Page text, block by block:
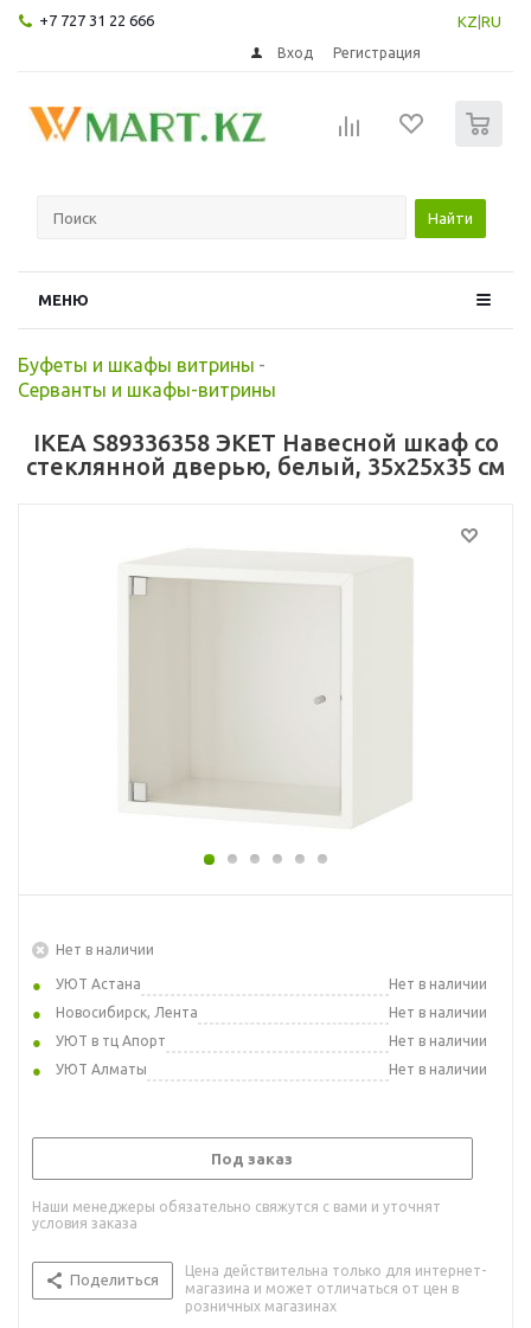
+7 727 31 22 666 KZ RU
Вход Регистрация
Найти
МЕНЮ
Буфеты и шкафы витрины -
Серванты и шкафы-витрины
IKEA S89336358 ЭКЕТ Навесной шкаф со
стеклянной дверью, белый, 35x25x35 см
Нет в наличии
УЮТ Астана
Нет в наличии
Новосибирск, Лента
Нет в наличии
УЮТ в тц Апорт
Нет в наличии
УЮТ Алматы
Нет в наличии
Под заказ
Наши менеджеры обязательно свяжутся с вами и уточнят
условия заказа
Поделиться
Цена действительна только для интернет-
магазина и может отличаться от цен в
розничных магазинах